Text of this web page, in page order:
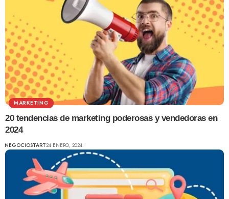
MARKETING
20 tendencias de marketing poderosas y vendedoras en
2024
NEGOCIOSTART24 ENERO, 2024